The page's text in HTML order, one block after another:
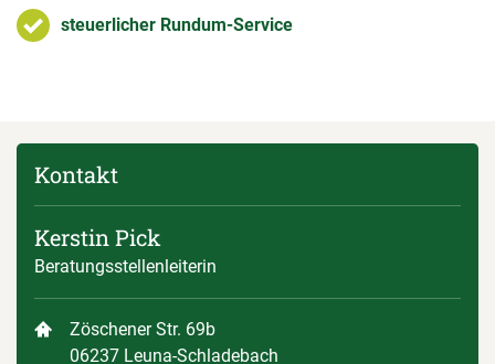
steuerlicher Rundum-Service
Kontakt
Kerstin Pick
Beratungsstellenleiterin
Zöschener Str. 69b
06237 Leuna-Schladebach